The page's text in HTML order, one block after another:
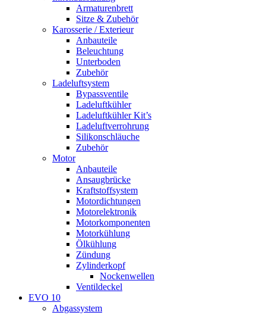
Armaturenbrett
Sitze & Zubehör
Karosserie / Exterieur
Anbauteile
Beleuchtung
Unterboden
Zubehör
Ladeluftsystem
Bypassventile
Ladeluftkühler
Ladeluftkühler Kit’s
Ladeluftverrohrung
Silikonschläuche
Zubehör
Motor
Anbauteile
Ansaugbrücke
Kraftstoffsystem
Motordichtungen
Motorelektronik
Motorkomponenten
Motorkühlung
Ölkühlung
Zündung
Zylinderkopf
Nockenwellen
Ventildeckel
EVO 10
Abgassystem